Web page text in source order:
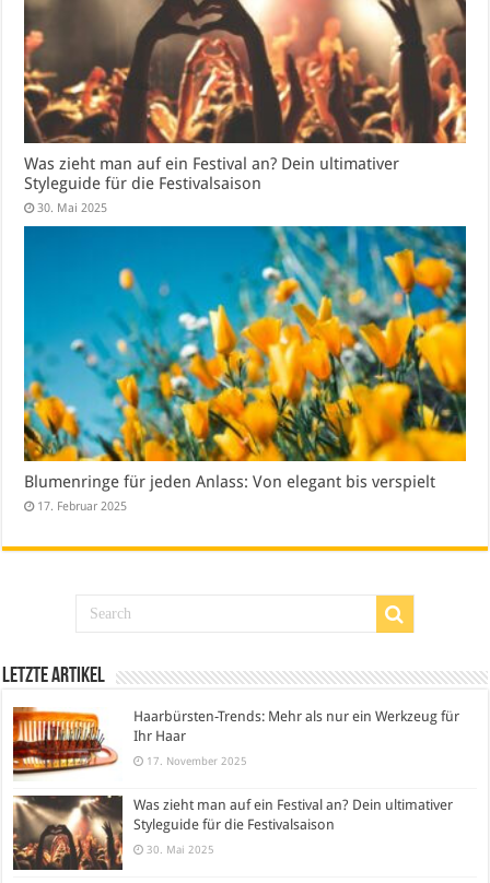
Was zieht man auf ein Festival an? Dein ultimativer
Styleguide für die Festivalsaison
30. Mai 2025
Blumenringe für jeden Anlass: Von elegant bis verspielt
17. Februar 2025
Letzte Artikel
Haarbürsten-Trends: Mehr als nur ein Werkzeug für
Ihr Haar
17. November 2025
Was zieht man auf ein Festival an? Dein ultimativer
Styleguide für die Festivalsaison
30. Mai 2025